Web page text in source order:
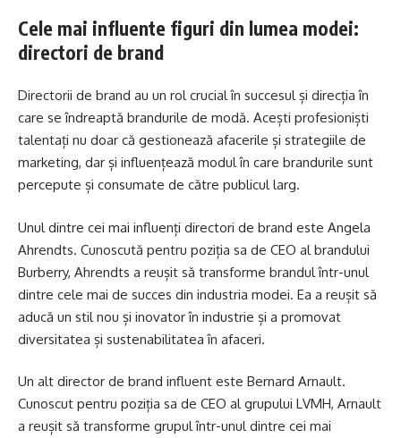
Cele mai influente figuri din lumea modei:
directori de brand
Directorii de brand au un rol crucial în succesul și direcția în
care se îndreaptă brandurile de modă. Acești profesioniști
talentați nu doar că gestionează afacerile și strategiile de
marketing, dar și influențează modul în care brandurile sunt
percepute și consumate de către publicul larg.
Unul dintre cei mai influenți directori de brand este Angela
Ahrendts. Cunoscută pentru poziția sa de CEO al brandului
Burberry, Ahrendts a reușit să transforme brandul într-unul
dintre cele mai de succes din industria modei. Ea a reușit să
aducă un stil nou și inovator în industrie și a promovat
diversitatea și sustenabilitatea în afaceri.
Un alt director de brand influent este Bernard Arnault.
Cunoscut pentru poziția sa de CEO al grupului LVMH, Arnault
a reușit să transforme grupul într-unul dintre cei mai